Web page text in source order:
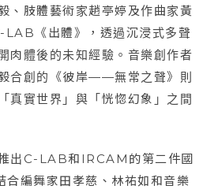
、肢體藝術家趙亭婷及作曲家黃
《出體》，透過沉浸式多聲
肉體後的未知經驗。音樂創作者
合創的《彼岸——無常之聲》則
真實世界」與「恍惚幻象」之間
推出C-LAB和IRCAM的第二件國
合編舞家田孝慈、林祐如和音樂